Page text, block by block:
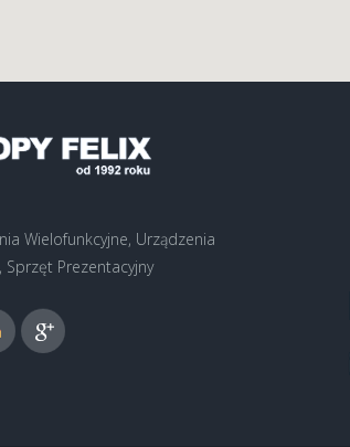
Wielofunkcyjne, Urządzenia
Prezentacyjny